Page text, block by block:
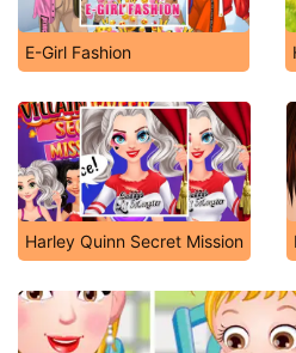
E-Girl Fashion
Harley Quinn Secret Mission